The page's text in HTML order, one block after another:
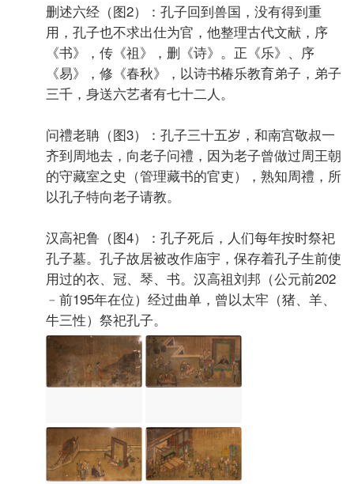
删述六经（图2）：孔子回到兽国，没有得到重
用，孔子也不求出仕为官，他整理古代文献，序
《书》，传《祖》，删《诗》。正《乐》、序
《易》，修《春秋》，以诗书椿乐教育弟子，弟子
三千，身送六艺者有七十二人。
问禮老聃（图3）：孔子三十五岁，和南宫敬叔一
齐到周地去，向老子问禮，因为老子曾做过周王朝
的守藏室之史（管理藏书的官吏），熟知周禮，所
以孔子特向老子请教。
汉高祀鲁（图4）：孔子死后，人们每年按时祭祀
孔子墓。孔子故居被改作庙宇，保存着孔子生前使
用过的衣、冠、琴、书。汉高祖刘邦（公元前202
﹣前195年在位）经过曲单，曾以太牢（猪、羊、
牛三性）祭祀孔子。